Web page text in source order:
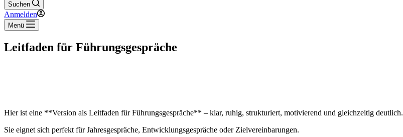
Suchen
Anmelden
Menü
Leitfaden für Führungsgespräche
Hier ist eine **Version als Leitfaden für Führungsgespräche** – klar, ruhig, strukturiert, motivierend und gleichzeitig deutlich.
Sie eignet sich perfekt für Jahresgespräche, Entwicklungsgespräche oder Zielvereinbarungen.